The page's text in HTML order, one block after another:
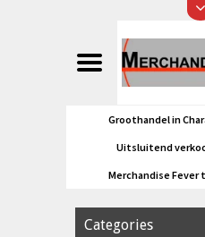
Groothandel in
Uitsluitend
Merchandise Fever
Categories